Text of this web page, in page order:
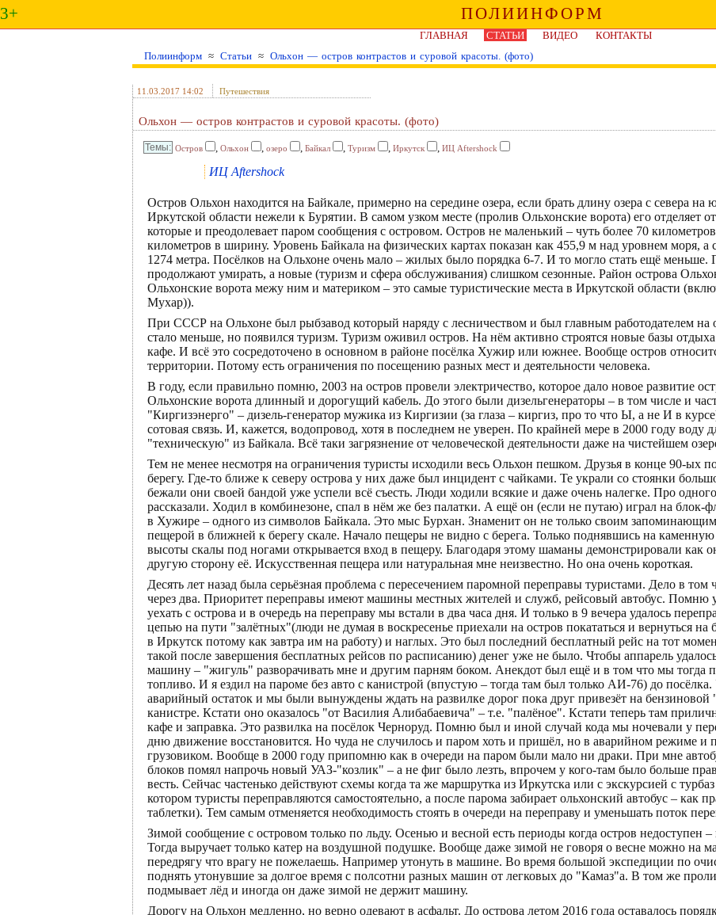
3+ ПОЛИИНФОРМ
ГЛАВНАЯ СТАТЬИ ВИДЕО
КОНТАКТЫ
Полиинформ ≈ Статьи ≈ Ольхон — остров контрастов и суровой красоты. (фото)
11.03.2017 14:02 Путешествия
Ольхон — остров контрастов и суровой красоты. (фото)
Остров , Ольхон , озеро , Байкал , Туризм , Иркутск , ИЦ Aftershock
ИЦ Aftershock
Остров Ольхон находится на Байкале, примерно на середине озера, если брать длину озера с севера
Иркутской области нежели к Бурятии. В самом узком месте (пролив Ольхонские ворота) его отделяет
которые и преодолевает паром сообщения с островом. Остров не маленький – чуть более 70
километров в ширину. Уровень Байкала на физических картах показан как 455,9 м над уровнем моря, а
1274 метра. Посёлков на Ольхоне очень мало – жилых было порядка 6-7. И то могло стать ещё меньше.
продолжают умирать, а новые (туризм и сфера обслуживания) слишком сезонные. Район острова
Ольхонские ворота межу ним и материком – это самые туристические места в Иркутской области
Мухар)).
При СССР на Ольхоне был рыбзавод который наряду с лесничеством и был главным работодателем
стало меньше, но появился туризм. Туризм оживил остров. На нём активно строятся новые базы
кафе. И всё это сосредоточено в основном в районе посёлка Хужир или южнее. Вообще остров
территории. Потому есть ограничения по посещению разных мест и деятельности человека.
В году, если правильно помню, 2003 на остров провели электричество, которое дало новое развитие
Ольхонские ворота длинный и дорогущий кабель. До этого были дизельгенераторы – в том числе и
"Киргизэнерго" – дизель-генератор мужика из Киргизии (за глаза – киргиз, про то что Ы, а не И в
сотовая связь. И, кажется, водопровод, хотя в последнем не уверен. По крайней мере в 2000 году воду
"техническую" из Байкала. Всё таки загрязнение от человеческой деятельности даже на чистейшем
Тем не менее несмотря на ограничения туристы исходили весь Ольхон пешком. Друзья в конце 90-ых
берегу. Где-то ближе к северу острова у них даже был инцидент с чайками. Те украли со стоянки
бежали они своей бандой уже успели всё съесть. Люди ходили всякие и даже очень налегке. Про
рассказали. Ходил в комбинезоне, спал в нём же без палатки. А ещё он (если не путаю) играл на блок-
в Хужире – одного из символов Байкала. Это мыс Бурхан. Знаменит он не только своим
пещерой в ближней к берегу скале. Начало пещеры не видно с берега. Только поднявшись на
высоты скалы под ногами открывается вход в пещеру. Благодаря этому шаманы демонстрировали как
другую сторону её. Искусственная пещера или натуральная мне неизвестно. Но она очень короткая.
Десять лет назад была серьёзная проблема с пересечением паромной переправы туристами. Дело в
через два. Приоритет переправы имеют машины местных жителей и служб, рейсовый автобус. Помню
уехать с острова и в очередь на переправу мы встали в два часа дня. И только в 9 вечера удалось
цепью на пути "залётных"(люди не думая в воскресенье приехали на остров покататься и вернуться на
в Иркутск потому как завтра им на работу) и наглых. Это был последний бесплатный рейс на тот
такой после завершения бесплатных рейсов по расписанию) денег уже не было. Чтобы аппарель
машину – "жигуль" разворачивать мне и другим парням боком. Анекдот был ещё и в том что мы тогда
топливо. И я ездил на пароме без авто с канистрой (впустую – тогда там был только АИ-76) до посёлка.
аварийный остаток и мы были вынуждены ждать на развилке дорог пока друг привезёт на бензиновой
канистре. Кстати оно оказалось "от Василия Алибабаевича" – т.е. "палёное". Кстати теперь там
кафе и заправка. Это развилка на посёлок Черноруд. Помню был и иной случай кода мы ночевали у
дню движение восстановится. Но чуда не случилось и паром хоть и пришёл, но в аварийном режиме и
грузовиком. Вообще в 2000 году припомню как в очереди на паром были мало ни драки. При мне
блоков помял напрочь новый УАЗ-"козлик" – а не фиг было лезть, впрочем у кого-там было больше
весть. Сейчас частенько действуют схемы когда та же маршрутка из Иркутска или с экскурсией с
котором туристы переправляются самостоятельно, а после парома забирает ольхонский автобус – как
таблетки). Тем самым отменяется необходимость стоять в очереди на переправу и уменьшать поток
Зимой сообщение с островом только по льду. Осенью и весной есть периоды когда остров недоступен –
Тогда выручает только катер на воздушной подушке. Вообще даже зимой не говоря о весне можно на
передрягу что врагу не пожелаешь. Например утонуть в машине. Во время большой экспедиции по
поднять утонувшие за долгое время с полсотни разных машин от легковых до "Камаз"а. В том же
подмывает лёд и иногда он даже зимой не держит машину.
Дорогу на Ольхон медленно, но верно одевают в асфальт. До острова летом 2016 года оставалось